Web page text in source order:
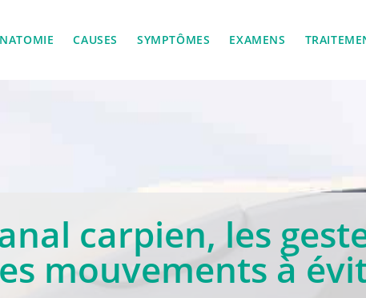
CAUSES SYMPTÔMES EXAMENS
carpien, les
mouvements à